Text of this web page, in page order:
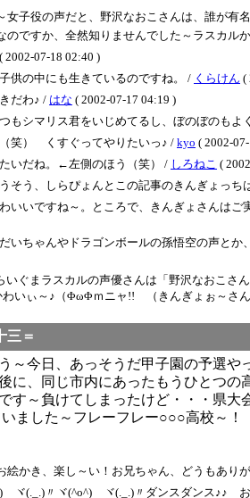
子役の声だと、野沢なおこさんは、誰が有
ですか、全然知りませんでした～ラスカル
( 2002-07-18 02:40 )
の中にも生きているのですね。 / くらけん (
だわ♪ / はな ( 2002-07-17 04:19 )
シマリス君をいじめてるし、ぼのぼのもよ
笑） くすぐってやりたいっ♪ / kyo ( 2002-
いだね。←左側のほう（笑） / しろねこ (
そう、しらぴょんとこの記事のきんぎょっ
いいですね～。ところで、きんぎょさんは
いちゃんやドラゴンボールの孫悟空の声と
ぐまラスカルの声優さんは「野沢なおこ
いぃ～♪（ΦωΦｍニャ!! （きんぎょぉ～さ
＝
～今日、あっそうだ甲子園の予選
に、同じ市内にあったもうひとつ
す～負けてしまったけど・・・県
ました～フレーフレー○○○高校～！
かき、楽し～い！お兄ちゃん、どうもあり
ヾ(._.)〃ヾ(^o^)ゞヾ(._.)〃ダンスダンス♪♪